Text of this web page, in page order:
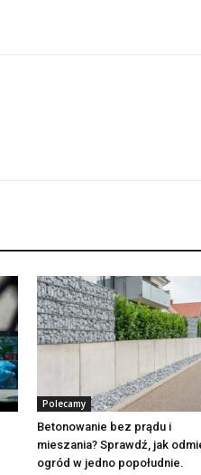
Polecamy
Betonowanie bez prądu i
mieszania? Sprawdź, jak
ogród w jedno popołudnie.